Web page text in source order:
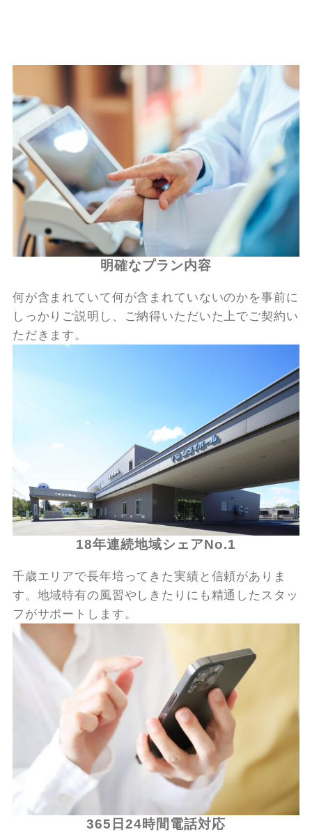
明確なプラン内容
何が含まれていて何が含まれていないのかを事前に
しっかりご説明し、ご納得いただいた上でご契約い
ただきます。
18年連続地域シェアNo.1
千歳エリアで長年培ってきた実績と信頼がありま
す。地域特有の風習やしきたりにも精通したスタッ
フがサポートします。
365日24時間電話対応